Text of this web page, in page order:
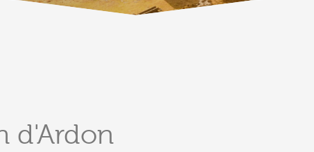
Costruzioni antiche
Randonnées
d'Ardon